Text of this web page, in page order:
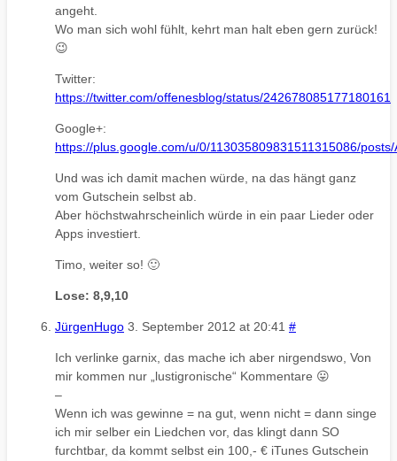
angeht.
Wo man sich wohl fühlt, kehrt man halt eben gern zurück!
😉
Twitter:
https://twitter.com/offenesblog/status/242678085177180161
Google+:
https://plus.google.com/u/0/113035809831511315086/
Und was ich damit machen würde, na das hängt ganz
vom Gutschein selbst ab.
Aber höchstwahrscheinlich würde in ein paar Lieder oder
Apps investiert.
Timo, weiter so! 🙂
Lose: 8,9,10
JürgenHugo 3. September 2012 at 20:41 #
Ich verlinke garnix, das mache ich aber nirgendswo, Von
mir kommen nur „lustigronische“ Kommentare 😛
–
Wenn ich was gewinne = na gut, wenn nicht = dann singe
ich mir selber ein Liedchen vor, das klingt dann SO
furchtbar, da kommt selbst ein 100,- € iTunes Gutschein